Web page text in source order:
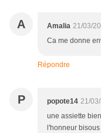
A Amalia 21/03/
Ca me donne
Répondre
P popote14 21/
une assiette
l'honneur bisous